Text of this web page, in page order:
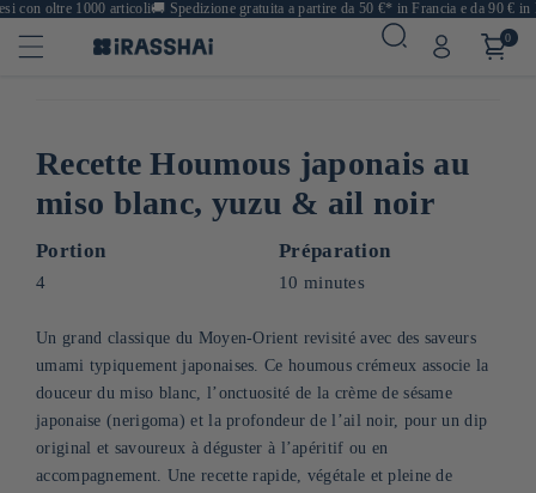
oltre 1000 articoli🚚Spedizione gratuita a partire da 50 €* in Francia e da 90 € in
0
Recette Houmous japonais au
miso blanc, yuzu & ail noir
Portion
4
Préparation
10 minutes
Un grand classique du Moyen-Orient revisité avec des saveurs
umami typiquement japonaises. Ce houmous crémeux associe la
douceur du miso blanc, l’onctuosité de la crème de sésame
japonaise (nerigoma) et la profondeur de l’ail noir, pour un dip
original et savoureux à déguster à l’apéritif ou en
accompagnement. Une recette rapide, végétale et pleine de